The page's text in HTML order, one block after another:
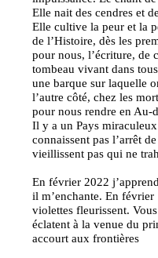
Elle nait des cendres et
Elle cultive la peur et la
de l’Histoire, dès les
pour nous, l’écriture, de
tombeau vivant dans
une barque sur laquelle
l’autre côté, chez les
pour nous rendre en Au-
Il y a un Pays
connaissent pas l’arrêt
vieillissent pas qui ne
En février 2022
il m’enchante. En février
violettes fleurissent.
éclatent à la venue du
accourt aux frontières